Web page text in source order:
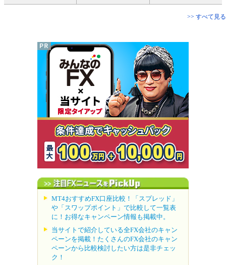
>> すべて見る
MT4おすすめFX口座比較！「スプレッド」
や「スワップポイント」で比較して一覧表
に！お得なキャンペーン情報も掲載中。
当サイトで紹介している全FX会社のキャン
ペーンを掲載！たくさんのFX会社のキャン
ペーンから比較検討したい方は是非チェッ
ク！